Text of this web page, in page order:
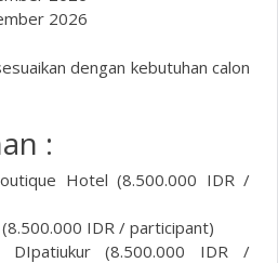
2026
dengan kebutuhan calon
:
Hotel (8.500.000 IDR /
IDR / participant)
DIpatiukur (8.500.000 IDR /